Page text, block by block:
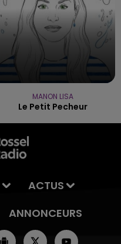
MANON LISA
Le Petit Pecheur
ACTUS
ANNONCEURS